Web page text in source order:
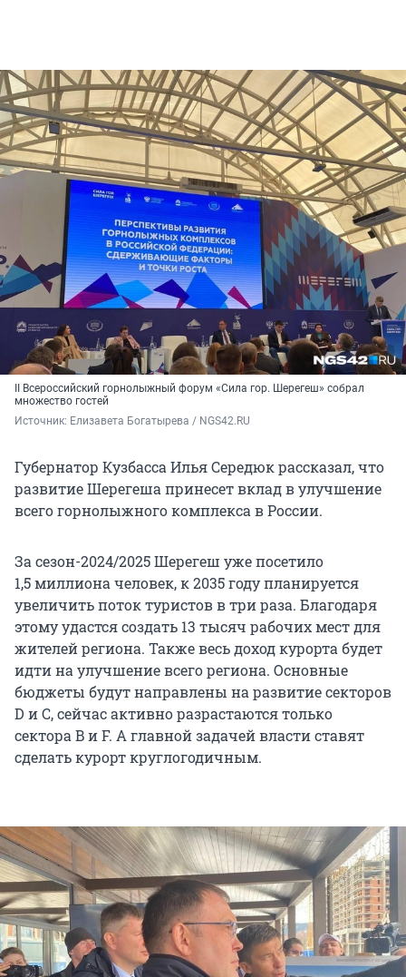
II Всероссийский горнолыжный форум «Сила гор. Шерегеш» собрал
множество гостей
Источник: Елизавета Богатырева / NGS42.RU
Губернатор Кузбасса Илья Середюк рассказал, что
развитие Шерегеша принесет вклад в улучшение
всего горнолыжного комплекса в России.
За сезон-2024/2025 Шерегеш уже посетило
1,5 миллиона человек, к 2035 году планируется
увеличить поток туристов в три раза. Благодаря
этому удастся создать 13 тысяч рабочих мест для
жителей региона. Также весь доход курорта будет
идти на улучшение всего региона. Основные
бюджеты будут направлены на развитие секторов
D и C, сейчас активно разрастаются только
сектора B и F. А главной задачей власти ставят
сделать курорт круглогодичным.